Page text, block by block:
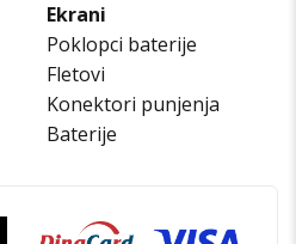
Ekrani
Poklopci baterije
Fletovi
Konektori punjenja
Baterije